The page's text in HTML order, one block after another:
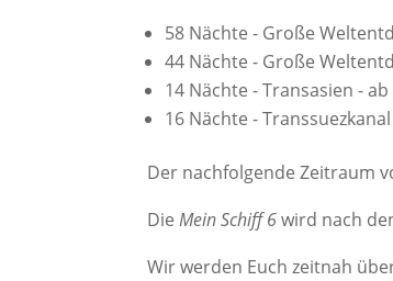
58 Nächte - Große
44 Nächte - Große
14 Nächte - Transasien -
16 Nächte -
Der nachfolgende Zeitraum
Die Mein Schiff 6wird nach
Wir werden Euch zeitnah